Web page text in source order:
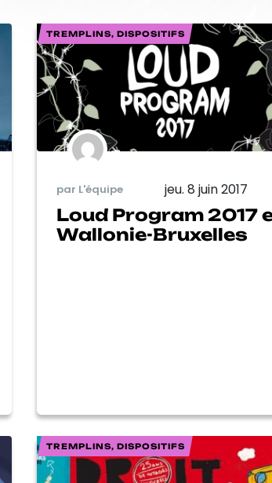
TREMPLINS, DISPOSITIFS
par L'équipe jeu. 8 juin 2017
Loud Program 2017
Wallonie-Bruxelles
TREMPLINS, DISPOSITIFS